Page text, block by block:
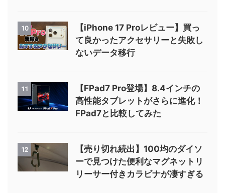
10
【iPhone 17 Proレビュー】買っ
て良かったアクセサリーと失敗し
ないデータ移行
11
【FPad7 Pro登場】8.4インチの
高性能タブレットがさらに進化！
FPad7と比較してみた
12
【売り切れ続出】100均のダイソ
ーで見つけた便利なマグネットリ
リーサー付きカラビナが凄すぎる